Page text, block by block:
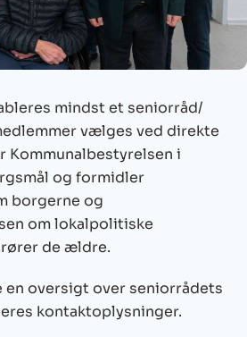
mindst et seniorråd/
vælges ved direkte
Kommunalbestyrelsen i
og formidler
borgerne og
om lokalpolitiske
de ældre.
en oversigt over seniorrådets
kontaktoplysninger.